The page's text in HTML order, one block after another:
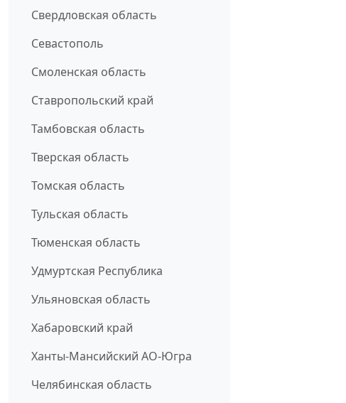
Свердловская область
Севастополь
Смоленская область
Ставропольский край
Тамбовская область
Тверская область
Томская область
Тульская область
Тюменская область
Удмуртская Республика
Ульяновская область
Хабаровский край
Ханты-Мансийский АО-Югра
Челябинская область